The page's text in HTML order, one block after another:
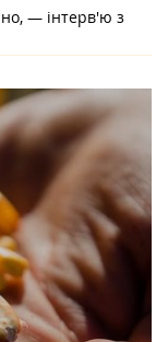
— інтерв'ю з